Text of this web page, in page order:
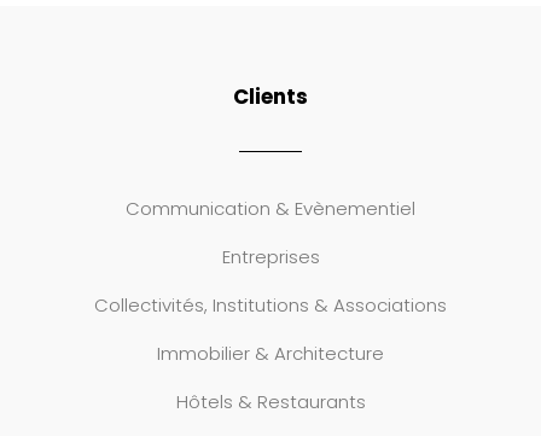
Clients
Communication & Evènementiel
Entreprises
Collectivités, Institutions & Associations
Immobilier & Architecture
Hôtels & Restaurants